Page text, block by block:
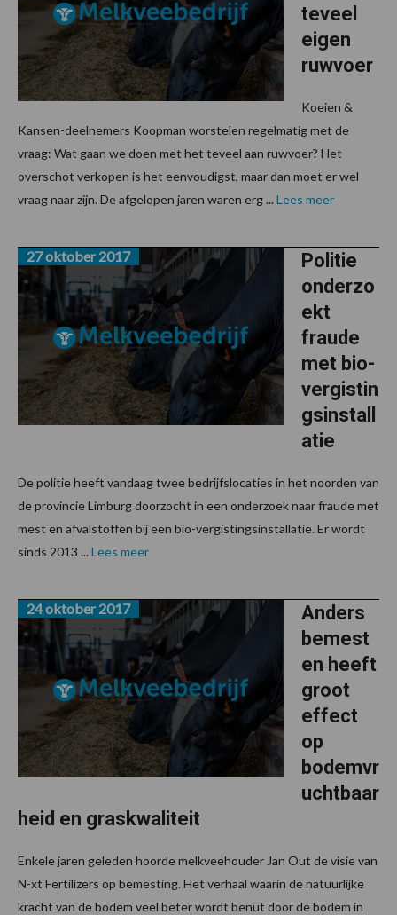
teveel
eigen
ruwvoer
Koeien &
Kansen-deelnemers Koopman worstelen regelmatig met de
vraag: Wat gaan we doen met het teveel aan ruwvoer? Het
overschot verkopen is het eenvoudigst, maar dan moet er wel
vraag naar zijn. De afgelopen jaren waren erg ... Lees meer
Politie
onderzo
ekt
fraude
met bio-
vergistin
gsinstall
atie
27 oktober 2017
De politie heeft vandaag twee bedrijfslocaties in het noorden van
de provincie Limburg doorzocht in een onderzoek naar fraude met
mest en afvalstoffen bij een bio-vergistingsinstallatie. Er wordt
sinds 2013 ... Lees meer
Anders
bemest
en heeft
groot
effect
op
bodemvr
uchtbaar
heid en graskwaliteit
24 oktober 2017
Enkele jaren geleden hoorde melkveehouder Jan Out de visie van
N-xt Fertilizers op bemesting. Het verhaal waarin de natuurlijke
kracht van de bodem veel beter wordt benut door de bodem in